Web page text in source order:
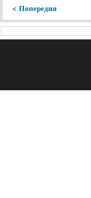
< Попередня